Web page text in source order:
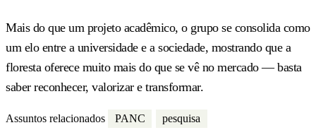
Mais do que um projeto acadêmico, o grupo se consolida como
um elo entre a universidade e a sociedade, mostrando que a
floresta oferece muito mais do que se vê no mercado — basta
saber reconhecer, valorizar e transformar.
Assuntos relacionados PANC
pesquisa